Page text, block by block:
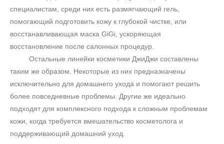
специалистам, среди них есть размягчающий гель,
помогающий подготовить кожу к глубокой чистке, или
восстанавливающая маска GiGi , ускоряющая
восстановление после салонных процедур.
Остальные линейки косметики ДжиДжи составлены
таким же образом. Некоторые из них предназначены
исключительно для домашнего ухода и помогают решить
более повседневные проблемы. Другие же идеально
подходят для комплексного подхода к сложным проблемам
кожи, когда требуется вмешательство косметолога и
поддерживающий домашний уход.